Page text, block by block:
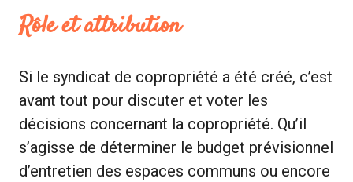
Rôle et attribution
Si le syndicat de copropriété a été créé, c’est
avant tout pour discuter et voter les
décisions concernant la copropriété. Qu’il
s’agisse de déterminer le budget prévisionnel
d’entretien des espaces communs ou encore